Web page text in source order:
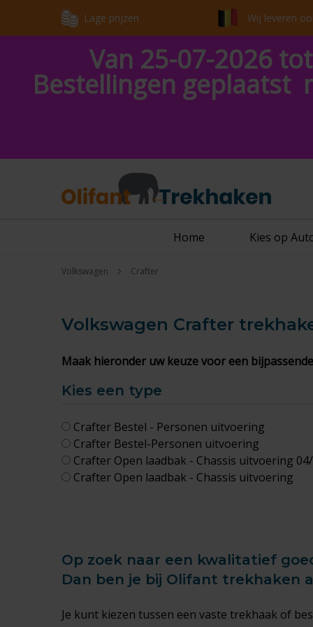
Lage prijzen Wij leveren
Van 25-07-2026
Bestellingen geplaatst
Home Kies op
Volkswagen Crafter
Volkswagen Crafter
Maak hieronder uw keuze voor een
Kies een type
Crafter Bestel - Personen uitvoering
Crafter Bestel-Personen uitvoering
Crafter Open laadbak - Chassis uitvoering
Crafter Open laadbak - Chassis uitvoering
Op zoek naar een kwalitatief
Dan ben je bij Olifant trekhaken
Je kunt kiezen tussen een vaste trekhaak of